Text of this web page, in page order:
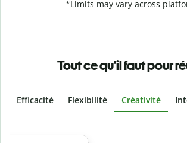
*Limits may vary across
Tout ce qu'il faut pour
Efficacité Flexibilité Créativité